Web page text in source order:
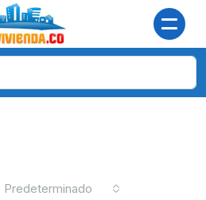
Predeterminado